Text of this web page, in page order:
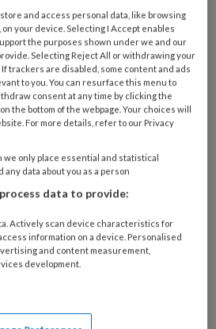
of abonnement?Log dan in
*
week de
and access personal data, like browsing
your device. Selecting I Accept enables
the purposes shown under we and our
Selecting Reject All or withdrawing your
trackers are disabled, some content and ads
to you. You can resurface this menu to
consent at any time by clicking the
the bottom of the webpage. Your choices will
For more details, refer to our Privacy
we only place essential and statistical
data about you as a person
data to provide:
Actively scan device characteristics for
information on a device. Personalised
and content measurement,
development.